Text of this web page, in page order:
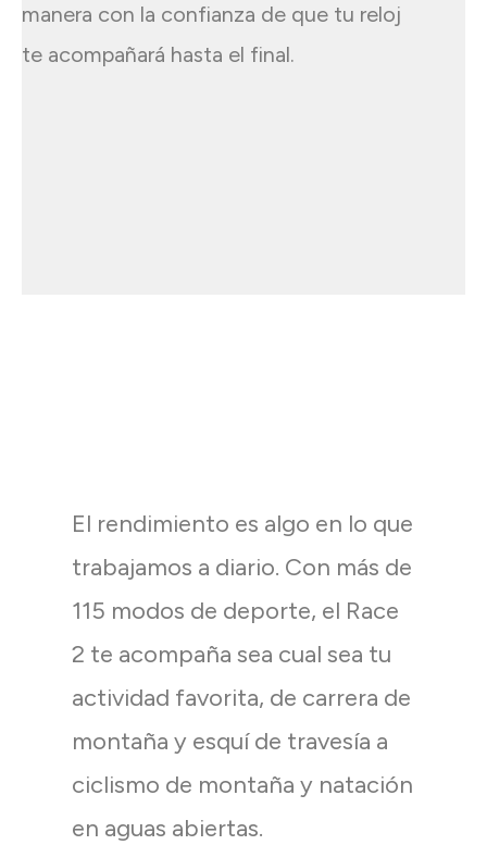
manera con la confianza de que tu reloj
te acompañará hasta el final.
El rendimiento es algo en lo que
trabajamos a diario. Con más de
115 modos de deporte, el Race
2 te acompaña sea cual sea tu
actividad favorita, de carrera de
montaña y esquí de travesía a
ciclismo de montaña y natación
en aguas abiertas.